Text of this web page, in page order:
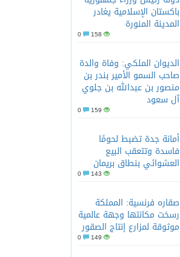
باكستان الإسلامية يغادر
المدينة المنورة
158
الديوان الملكي: وفاة والدة
صاحب السمو الأمير بندر بن
منصور بن عبدالله بن جلوي
آل سعود
159
أمانة جدة تضبط لحومًا
فاسدة وتتعقب البيع
العشوائي بنطاق بريمان
143
صقاره فرنسية: المملكة
رسخت مكانتها وجهة عالمية
موثوقة لمزارع إنتاج الصقور
149